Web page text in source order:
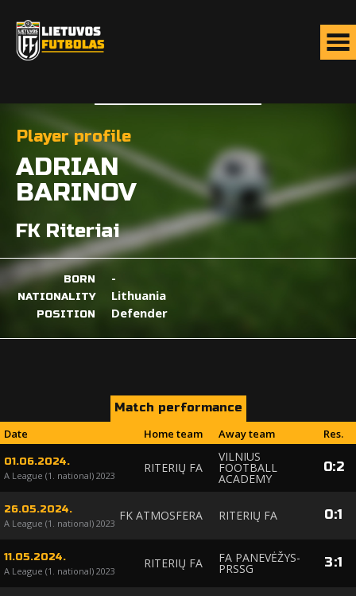
Player profile
ADRIAN
BARINOV
FK Riteriai
BORN -
NATIONALITY Lithuania
POSITION Defender
Match performance
Date
Home team Away team Res.
01.06.2024.
A League (1. national) 2023
RITERIŲ FA
VILNIUS
FOOTBALL
ACADEMY
0:2
26.05.2024.
A League (1. national) 2023
FK ATMOSFERA RITERIŲ FA 0:1
11.05.2024.
A League (1. national) 2023
RITERIŲ FA FA PANEVĖŽYS-
PRSSG 3:1